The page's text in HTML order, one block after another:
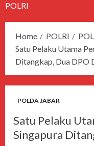
POLRI
Home POLRI
Satu Pelaku Utama
Ditangkap, Dua DPO
POLDA JABAR
Satu Pelaku
Singapura